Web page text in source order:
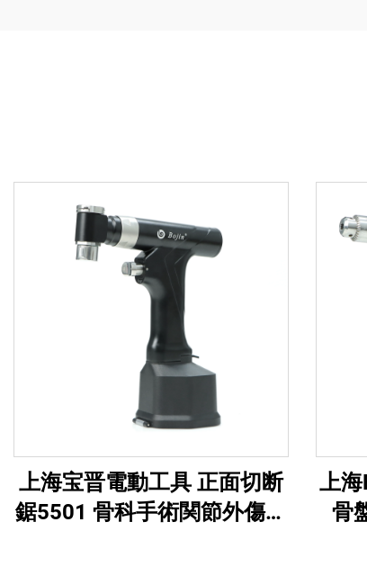
上海宝晋電動工具 正面切断
鋸5501 骨科手術関節外傷用
上
骨